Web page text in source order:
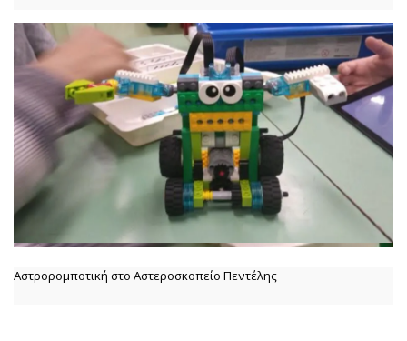
Αστρορομποτική στο Αστεροσκοπείο Πεντέλης